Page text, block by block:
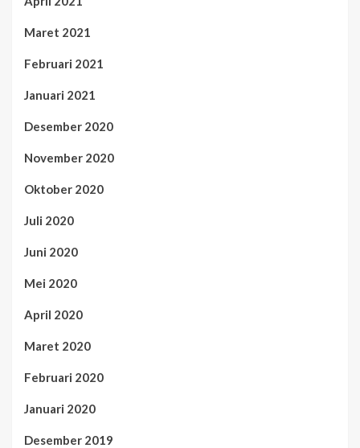
Maret 2021
Februari 2021
Januari 2021
Desember 2020
November 2020
Oktober 2020
Juli 2020
Juni 2020
Mei 2020
April 2020
Maret 2020
Februari 2020
Januari 2020
Desember 2019